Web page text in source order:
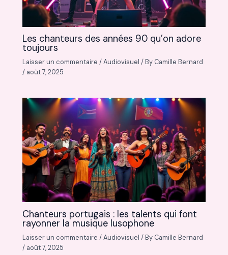
Les chanteurs des années 90 qu’on adore
toujours
Laisser un commentaire /Audiovisuel / By Camille Bernard
/ août 7, 2025
Chanteurs portugais : les talents qui font
rayonner la musique lusophone
Laisser un commentaire /Audiovisuel / By Camille Bernard
/ août 7, 2025